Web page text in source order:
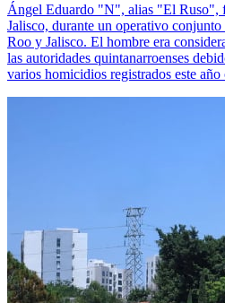
Ángel Eduardo "N", alias "El Ruso",
Jalisco, durante un operativo
Roo y Jalisco. El hombre era
las autoridades quintanarroenses
varios homicidios registrados este